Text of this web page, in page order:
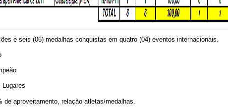
e seis (06) medalhas conquistas em quatro (04) eventos internacionais.
Lugares
de aproveitamento, relação atletas/medalhas.